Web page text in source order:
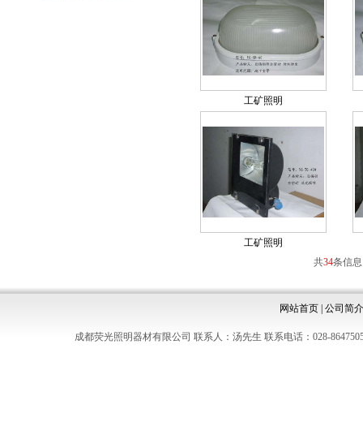
工矿照明
工矿照明
共34条信
网站首页 公司简介
成都荧光照明器材有限公司 联系人：汤先生 联系电话：028-